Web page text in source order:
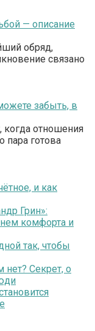
— описание
обряд,
связано
забыть, в
когда отношения
пара готова
и как
Грин»:
комфорта и
так, чтобы
нет? Секрет, о